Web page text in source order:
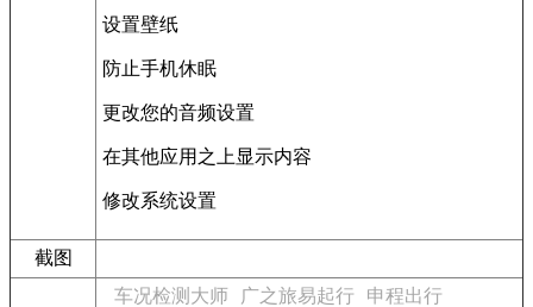
设置壁纸
防止手机休眠
更改您的音频设置
在其他应用之上显示内容
修改系统设置
截图
车况检测大师 广之旅易起行
申程出行